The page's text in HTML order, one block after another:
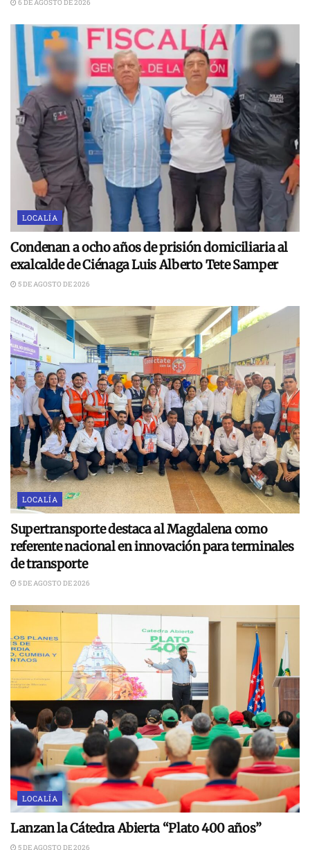
6 DE AGOSTO DE 2026
LOCALÍA
Condenan a ocho años de prisión domiciliaria al
exalcalde de Ciénaga Luis Alberto Tete Samper
5 DE AGOSTO DE 2026
LOCALÍA
Supertransporte destaca al Magdalena como
referente nacional en innovación para terminales
de transporte
5 DE AGOSTO DE 2026
LOCALÍA
Lanzan la Cátedra Abierta “Plato 400 años”
5 DE AGOSTO DE 2026